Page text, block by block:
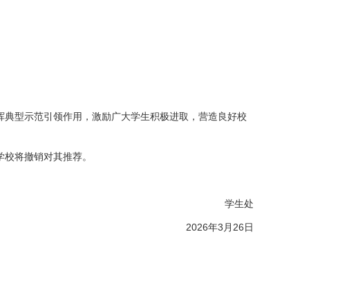
型示范引领作用，激励广大学生积极进取，营造良好校
将撤销对其推荐。
学生处
2026年3月26日